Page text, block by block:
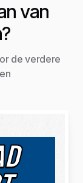
van
de verdere